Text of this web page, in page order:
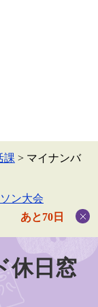
課 > マイナンバ
ン大会
あと70日
休日窓